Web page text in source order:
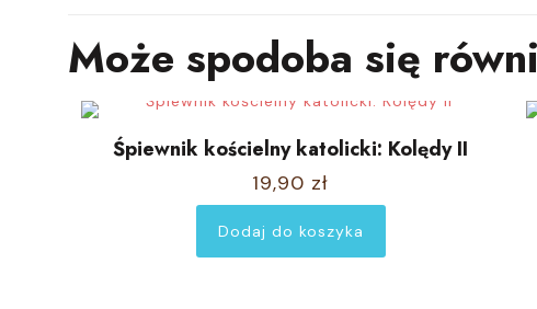
Może spodoba się
Śpiewnik kościelny katolicki: Kolędy II
19,90 zł
Dodaj do koszyka